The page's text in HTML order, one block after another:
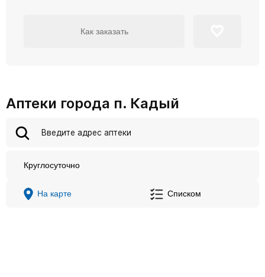
Как заказать
Аптеки города п. Кадый
Круглосуточно
На карте Списком